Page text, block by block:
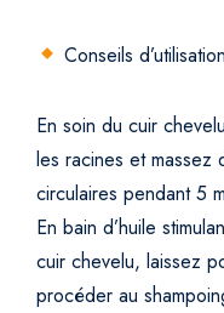
Conseils
En soin du cuir
les racines et massez
circulaires pendant 5
En bain d’huile
cuir chevelu, laissez
procéder au